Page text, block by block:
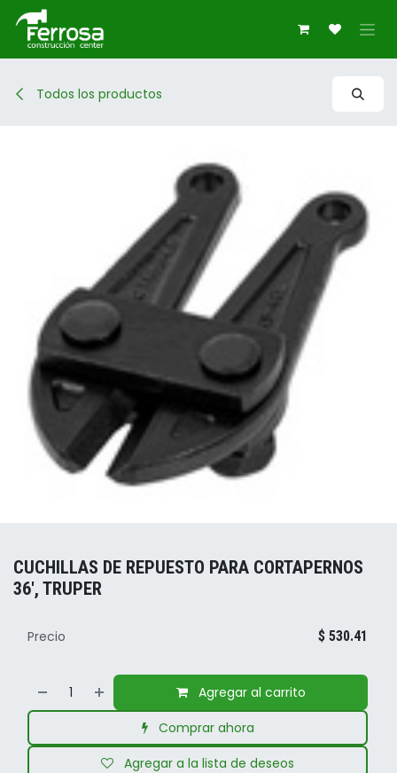
Ir al contenido
Todos los productos
CUCHILLAS DE REPUESTO PARA CORTAPERNOS
36', TRUPER
Agregar al carrito
Comprar ahora
Agregar a la lista de deseos
Precio $ 530.41